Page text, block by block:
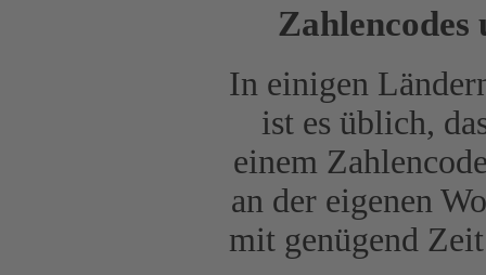
In einigen
ist es üblich,
einem
an der eigenen
mit genügend